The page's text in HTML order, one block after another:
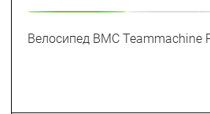
Велосипед BMC Teammachine